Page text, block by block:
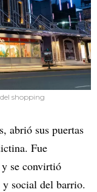
shopping
abrió sus puertas
Fue
se convirtió
y social del barrio.